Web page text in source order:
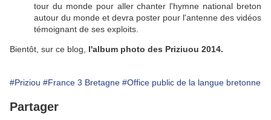
tour du monde pour aller chanter l'hymne national breton
autour du monde et devra poster pour l'antenne des vidéos
témoignant de ses exploits.
Bientôt, sur ce blog, l'album photo des Priziuou 2014.
#Priziou #France 3 Bretagne #Office public de la langue bretonne
Partager